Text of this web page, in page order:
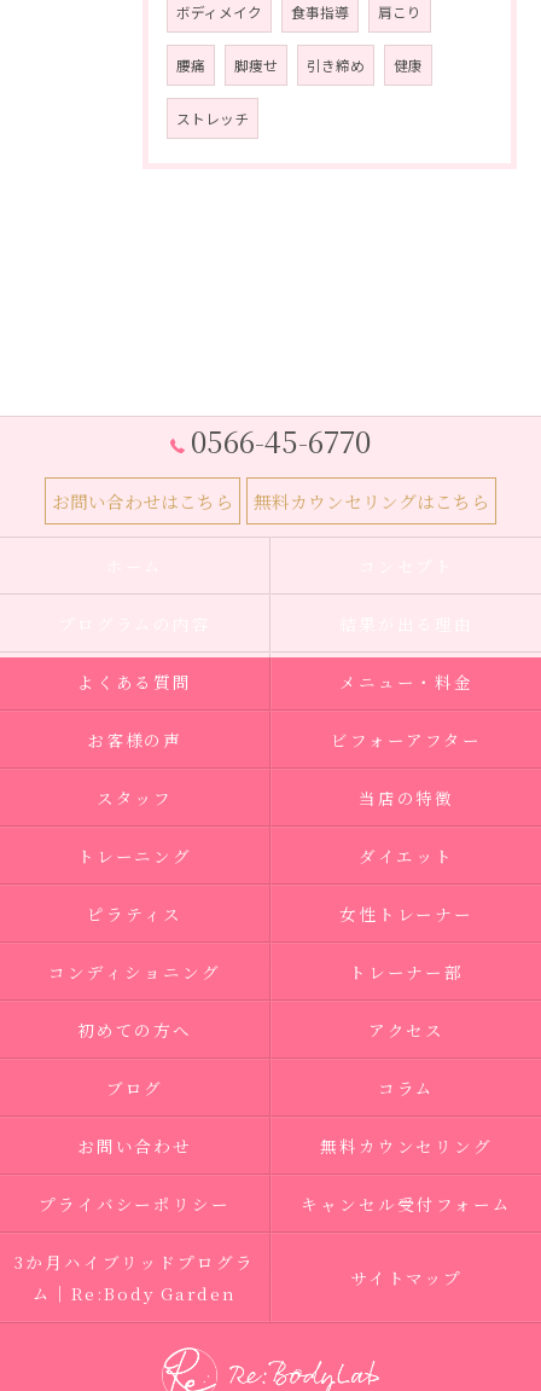
ボディメイク 食事指導 肩こり
腰痛 脚痩せ 引き締め 健康
ストレッチ
0566-45-6770
お問い合わせはこちら 無料カウンセリングはこちら
よくある質問 メニュー・料金
お客様の声 ビフォーアフター
スタッフ 当店の特徴
トレーニング ダイエット
ピラティス 女性トレーナー
コンディショニング トレーナー部
初めての方へ アクセス
ブログ コラム
お問い合わせ 無料カウンセリング
プライバシーポリシー キャンセル受付フォーム
3か月ハイブリッドプログラ
ム｜Re:Body Garden
サイトマップ